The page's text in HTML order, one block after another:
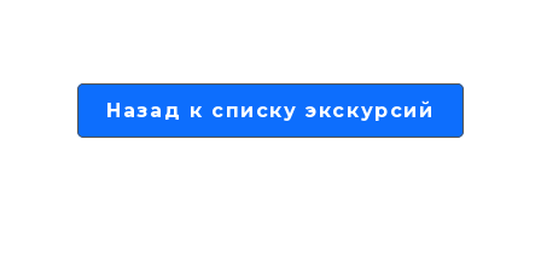
Назад к списку экскурсий